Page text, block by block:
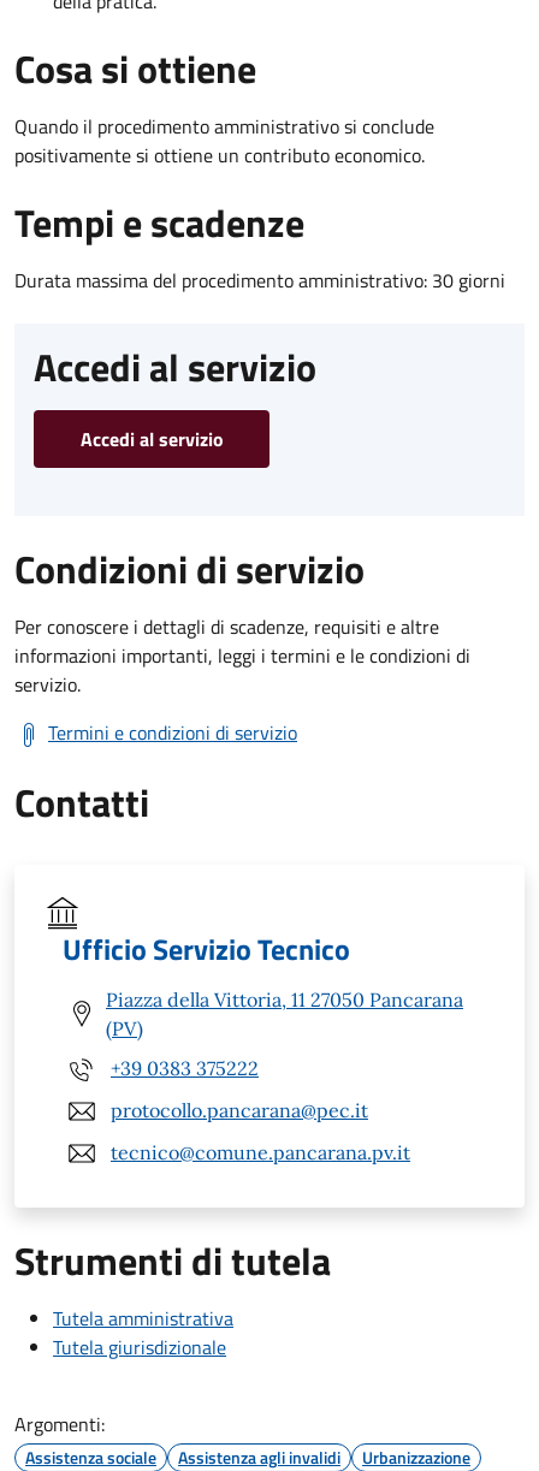
Cosa si ottiene
Quando il procedimento amministrativo si conclude
positivamente si ottiene un contributo economico.
Tempi e scadenze
Durata massima del procedimento amministrativo: 30 giorni
Accedi al servizio
Accedi al servizio
Condizioni di servizio
Per conoscere i dettagli di scadenze, requisiti e altre
informazioni importanti, leggi i termini e le condizioni di
servizio.
Termini e condizioni di servizio
Contatti
Ufficio Servizio Tecnico
Piazza della Vittoria, 11 27050 Pancarana
(PV)
+39 0383 375222
protocollo.pancarana@pec.it
tecnico@comune.pancarana.pv.it
Strumenti di tutela
Tutela amministrativa
Tutela giurisdizionale
Argomenti:
Assistenza sociale Assistenza agli invalidi Urbanizzazione